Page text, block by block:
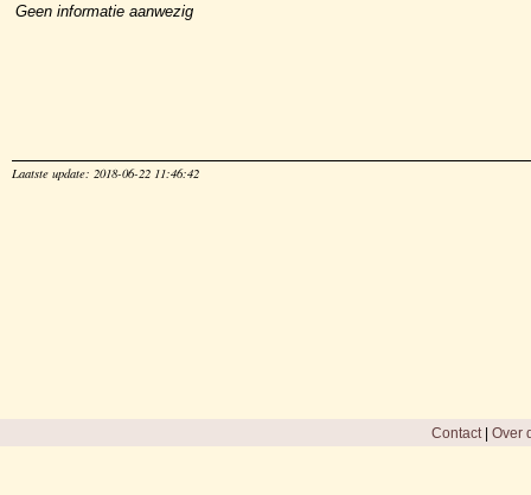
Geen informatie aanwezig
Laatste update: 2018-06-22 11:46:42
Contact| Over